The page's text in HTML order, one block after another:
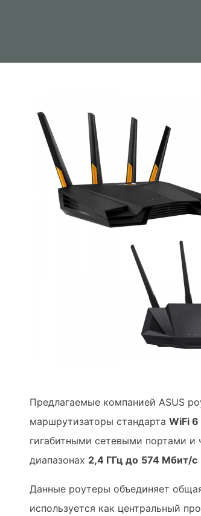
Предлагаемые компанией ASUS
маршрутизаторы стандартаWiFi 6
гигабитными сетевыми портами и
диапазонах 2,4 ГГц до 574 Мбит/с
Данные роутеры объединяет
используется как центральный